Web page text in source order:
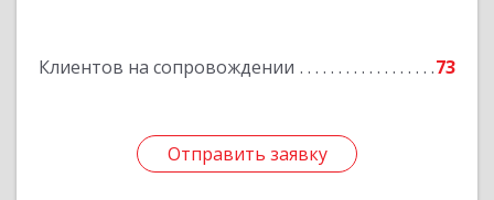
Клиентов на сопровождении 73
Отправить заявку
Отправить заявку